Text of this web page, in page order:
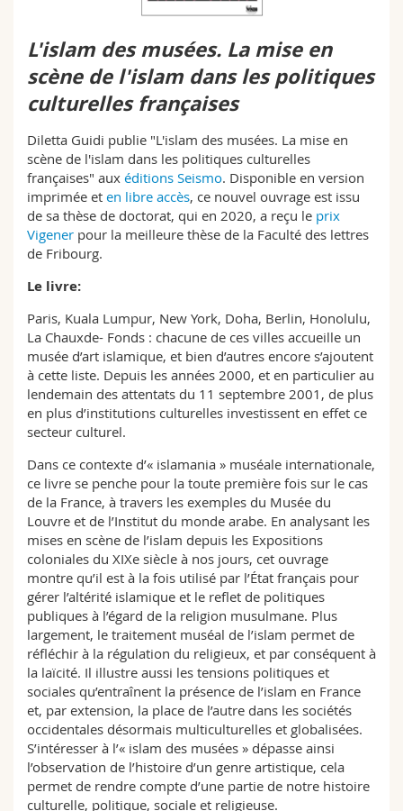
Sciences et médecine
Interfacultaire
Doctorants
Programme des cours
MyUnifr
L'islam des musées. La mise en
scène de l'islam dans les politiques
culturelles françaises
Diletta Guidi publie "L'islam des musées. La mise en
scène de l'islam dans les politiques culturelles
françaises" aux éditions Seismo. Disponible en version
imprimée et en libre accès, ce nouvel ouvrage est issu
de sa thèse de doctorat, qui en 2020, a reçu le prix
Vigener pour la meilleure thèse de la Faculté des lettres
de Fribourg.
Le livre:
Paris, Kuala Lumpur, New York, Doha, Berlin, Honolulu,
La Chauxde- Fonds : chacune de ces villes accueille un
musée d’art islamique, et bien d’autres encore s’ajoutent
à cette liste. Depuis les années 2000, et en particulier au
lendemain des attentats du 11 septembre 2001, de plus
en plus d’institutions culturelles investissent en effet ce
secteur culturel.
Dans ce contexte d’« islamania » muséale internationale,
ce livre se penche pour la toute première fois sur le cas
de la France, à travers les exemples du Musée du
Louvre et de l’Institut du monde arabe. En analysant les
mises en scène de l’islam depuis les Expositions
coloniales du XIXe siècle à nos jours, cet ouvrage
montre qu’il est à la fois utilisé par l’État français pour
gérer l’altérité islamique et le reflet de politiques
publiques à l’égard de la religion musulmane. Plus
largement, le traitement muséal de l’islam permet de
réfléchir à la régulation du religieux, et par conséquent à
la laïcité. Il illustre aussi les tensions politiques et
sociales qu’entraînent la présence de l’islam en France
et, par extension, la place de l’autre dans les sociétés
occidentales désormais multiculturelles et globalisées.
S’intéresser à l’« islam des musées » dépasse ainsi
l’observation de l’histoire d’un genre artistique, cela
permet de rendre compte d’une partie de notre histoire
culturelle, politique, sociale et religieuse.